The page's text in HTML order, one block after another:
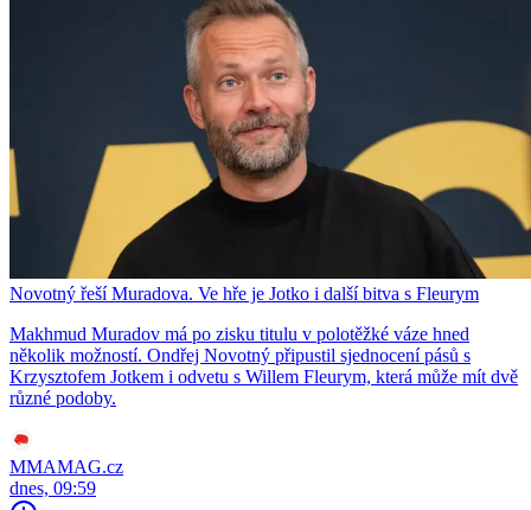
Novotný řeší Muradova. Ve hře je Jotko i další bitva s Fleurym
Makhmud Muradov má po zisku titulu v polotěžké váze hned
několik možností. Ondřej Novotný připustil sjednocení pásů s
Krzysztofem Jotkem i odvetu s Willem Fleurym, která může mít dvě
různé podoby.
MMAMAG.cz
dnes, 09:59